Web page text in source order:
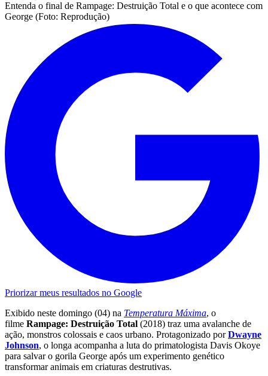
Entenda o final de Rampage: Destruição Total e o que acontece com
George (Foto: Reprodução)
Priorizar meus resultados no Google
Exibido neste domingo (04) na Temperatura Máxima, o
filme Rampage: Destruição Total (2018) traz uma avalanche de
ação, monstros colossais e caos urbano. Protagonizado por Dwayne
Johnson, o longa acompanha a luta do primatologista Davis Okoye
para salvar o gorila George após um experimento genético
transformar animais em criaturas destrutivas.